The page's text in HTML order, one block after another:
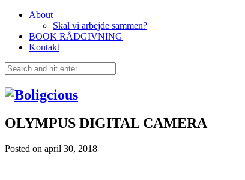
About
Skal vi arbejde sammen?
BOOK RÅDGIVNING
Kontakt
OLYMPUS DIGITAL CAMERA
Posted on april 30, 2018